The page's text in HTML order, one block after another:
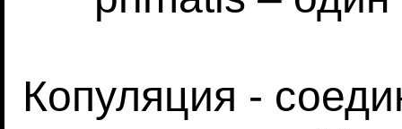
Копуляция -